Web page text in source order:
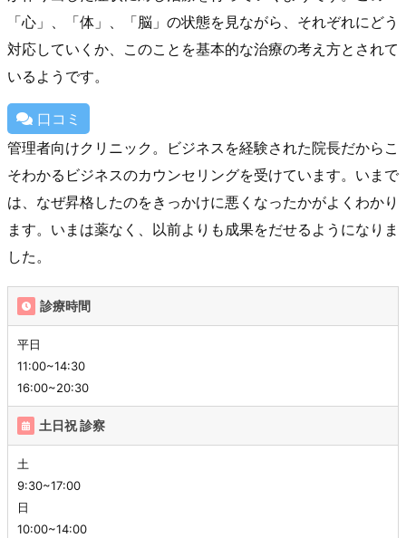
「心」、「体」、「脳」の状態を見ながら、それぞれにどう
対応していくか、このことを基本的な治療の考え方とされて
いるようです。
口コミ
管理者向けクリニック。ビジネスを経験された院長だからこ
そわかるビジネスのカウンセリングを受けています。いまで
は、なぜ昇格したのをきっかけに悪くなったかがよくわかり
ます。いまは薬なく、以前よりも成果をだせるようになりま
した。
診療時間
平日
11:00~14:30
16:00~20:30
土日祝 診察
土
9:30~17:00
日
10:00~14:00